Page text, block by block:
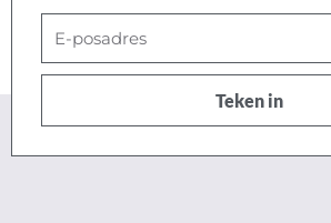
posadres
Teken in